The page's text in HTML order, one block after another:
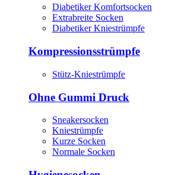
Diabetiker Komfortsocken
Extrabreite Socken
Diabetiker Kniestrümpfe
Kompressionsstrümpfe
Stütz-Kniestrümpfe
Ohne Gummi Druck
Sneakersocken
Kniestrümpfe
Kurze Socken
Normale Socken